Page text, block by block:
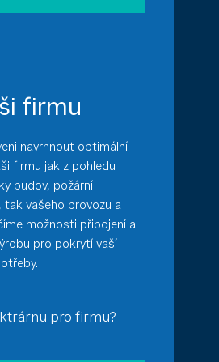
firmu
navrhnout optimální
firmu jak z pohledu
budov, požární
tak vašeho provozu a
možnosti připojení a
pro pokrytí vaší
pro firmu?